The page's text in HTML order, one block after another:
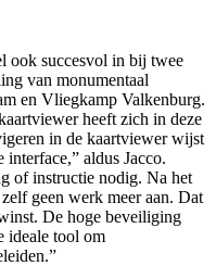
ook succesvol in bij twee
van monumentaal
en Vliegkamp Valkenburg.
heeft zich in deze
in de kaartviewer wijst
aldus Jacco.
of instructie nodig. Na het
geen werk meer aan. Dat
De hoge beveiliging
ideale tool om